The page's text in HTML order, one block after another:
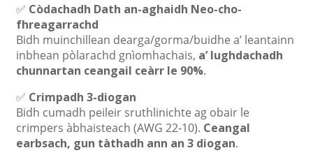
✅ Còdachadh Dath an-aghaidh Neo-cho-
fhreagarrachd
Bidh muinchillean dearga/gorma/buidhe a’ leantainn
inbhean pòlarachd gnìomhachais, a’ lughdachadh
chunnartan ceangail ceàrr le 90%.
✅ Crimpadh 3-diogan
Bidh cumadh peileir sruthlinichte ag obair le
crimpers àbhaisteach (AWG 22-10). Ceangal
earbsach, gun tàthadh ann an 3 diogan.